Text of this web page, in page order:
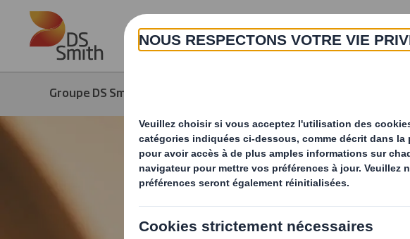
Skip to main content
A propos
Groupe DS Smith Services